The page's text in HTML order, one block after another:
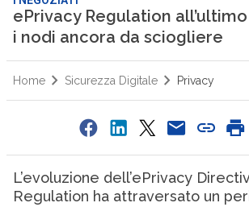
ePrivacy Regulation
i nodi ancora da sciogliere
Home Sicurezza Digitale Privacy
L’evoluzione dell’ePrivacy
Regulation ha attraversato un